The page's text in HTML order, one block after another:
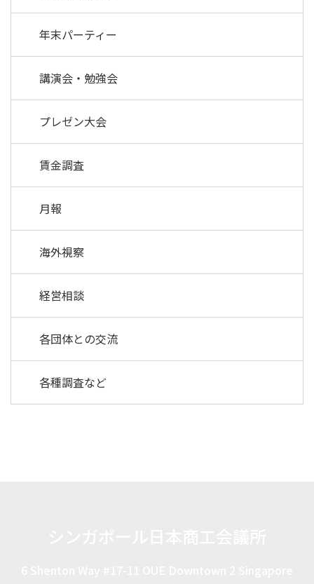
年末パーティー
講演会・勉強会
プレゼン大会
賃金調査
月報
海外視察
経営相談
各団体との交流
各種調査など